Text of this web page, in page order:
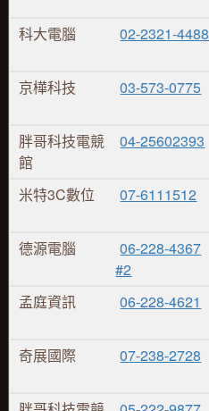
科大電腦
02-2321-4488
京樺科技
03-573-0775
胖哥科技電競
館
04-25602393
米特3C數位
07-6111512
德源電腦
06-228-4367
#2
孟庭資訊
06-228-4621
奇展國際
07-238-2728